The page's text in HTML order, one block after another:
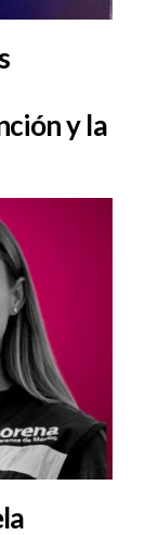
y la